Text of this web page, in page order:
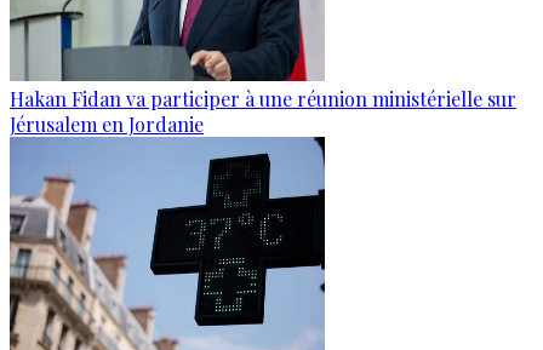
Hakan Fidan va participer à une réunion ministérielle sur
Jérusalem en Jordanie